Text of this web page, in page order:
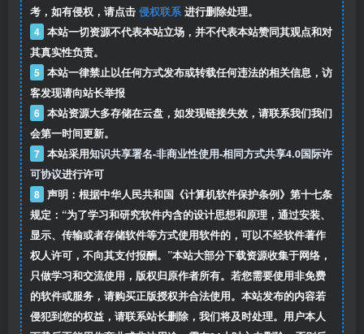
考，如有侵权，请点击 侵权联系 进行删除处理。
4 本站一切资源不代表本站立场，并不代表本站赞同其观点和对
其真实性负责。
5 本站一律禁止以任何方式发布或转载任何违法的相关信息，访
客发现请向站长举报
6 本站资源大多存储在云盘，如发现链接失效，请联系我们我们
会第一时间更新。
7 本站采用知识共享署名-非商业性使用-相同方式共享4.0国际许
可协议进行许可
8 声明：根据中华人民共和国《计算机软件保护条例》第十七条
规定：“为了学习和研究软件内含的设计思想和原理，通过安装、
显示、传输或者存储软件等方式使用软件的，可以不经软件著作
权人许可，不向其支付报酬。”本站大部分下载资源收集于网络，
只做学习和交流使用，版权归原作者所有。若您需要使用非免费
的软件或服务，请购买正版授权并合法使用。本站发布的内容若
侵犯到您的权益，请联系站长删除，我们将及时处理。用户本人